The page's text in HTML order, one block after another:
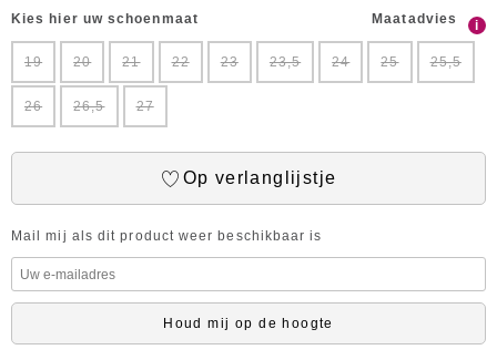
Kies hier uw schoenmaat Maatadvies i
19 20 21 22 23 23,5 24 25 25,5
26 26,5 27
Op verlanglijstje
Mail mij als dit product weer beschikbaar is
Houd mij op de hoogte